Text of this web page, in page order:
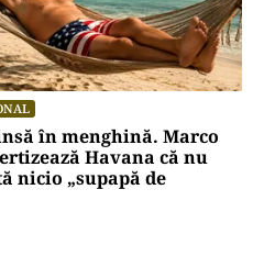
în menghină. Marco
Havana că nu
nicio „supapă de